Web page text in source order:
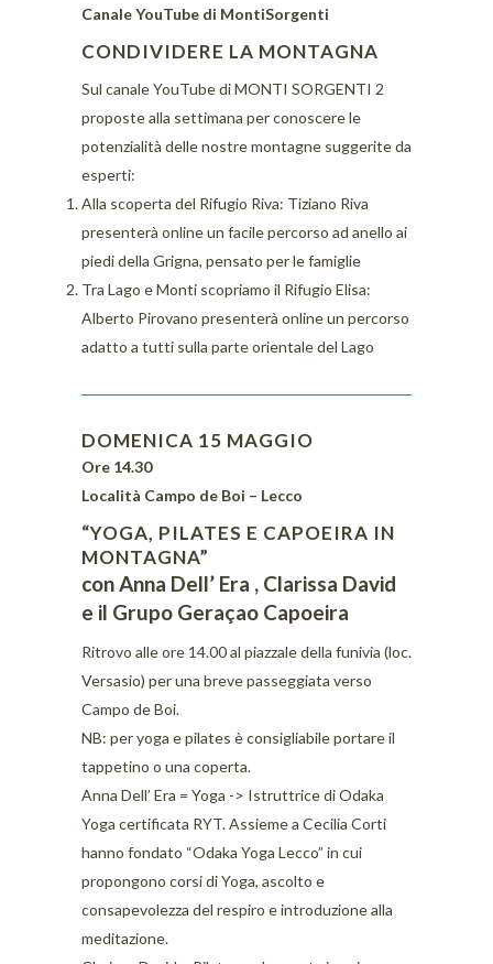
Canale YouTube di MontiSorgenti
CONDIVIDERE LA MONTAGNA
Sul canale YouTube di MONTI SORGENTI 2
proposte alla settimana per conoscere le
potenzialità delle nostre montagne suggerite da
esperti:
Alla scoperta del Rifugio Riva: Tiziano Riva
presenterà online un facile percorso ad anello ai
piedi della Grigna, pensato per le famiglie
Tra Lago e Monti scopriamo il Rifugio Elisa:
Alberto Pirovano presenterà online un percorso
adatto a tutti sulla parte orientale del Lago
DOMENICA 15 MAGGIO
Ore 14.30
Località Campo de Boi – Lecco
“YOGA, PILATES E CAPOEIRA IN
MONTAGNA”
con Anna Dell’ Era , Clarissa David
e il Grupo Geraçao Capoeira
Ritrovo alle ore 14.00 al piazzale della funivia (loc.
Versasio) per una breve passeggiata verso
Campo de Boi.
NB: per yoga e pilates è consigliabile portare il
tappetino o una coperta.
Anna Dell’ Era = Yoga -> Istruttrice di Odaka
Yoga certificata RYT. Assieme a Cecilia Corti
hanno fondato “Odaka Yoga Lecco” in cui
propongono corsi di Yoga, ascolto e
consapevolezza del respiro e introduzione alla
meditazione.